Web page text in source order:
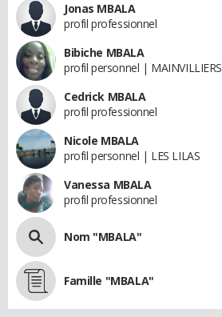
Jonas MBALA
profil professionnel
Bibiche MBALA
profil personnel | MAINVILLIERS
Cedrick MBALA
profil professionnel
Nicole MBALA
profil personnel | LES LILAS
Vanessa MBALA
profil professionnel
Nom "MBALA"
Famille "MBALA"